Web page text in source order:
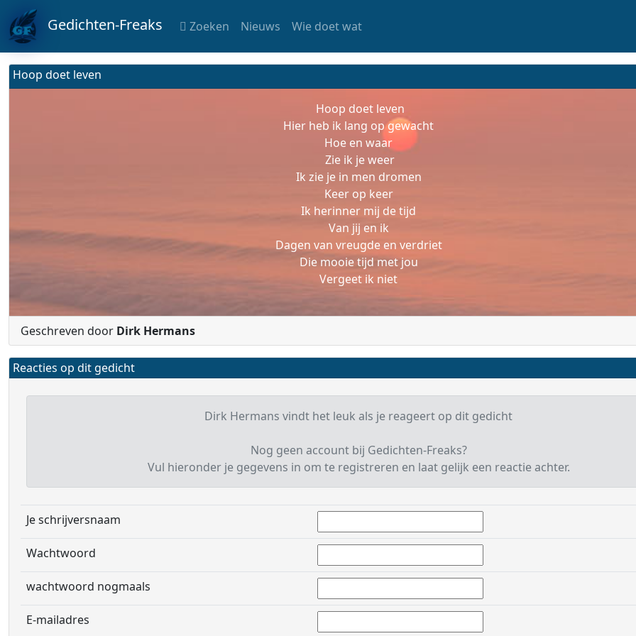
Gedichten-Freaks Zoeken Nieuws Wie doet wat
Hoop doet leven
Hoop doet leven
Hier heb ik lang op gewacht
Hoe en waar
Zie ik je weer
Ik zie je in men dromen
Keer op keer
Ik herinner mij de tijd
Van jij en ik
Dagen van vreugde en verdriet
Die mooie tijd met jou
Vergeet ik niet
Geschreven door Dirk Hermans
Reacties op dit gedicht
Dirk Hermans vindt het leuk als je reageert op dit gedicht
Nog geen account bij Gedichten-Freaks?
Vul hieronder je gegevens in om te registreren en laat gelijk een reactie achter.
Je schrijversnaam
Wachtwoord
wachtwoord nogmaals
E-mailadres